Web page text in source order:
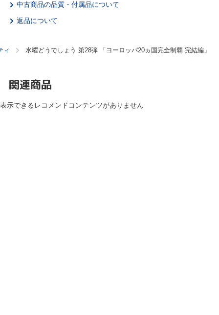
中古商品の品質・付属品について
返品について
ィ 水曜どうでしょう 第28弾 「ヨーロッパ20ヵ国完全制覇 完結編」
関連商品
表示できるレコメンドコンテンツがありません